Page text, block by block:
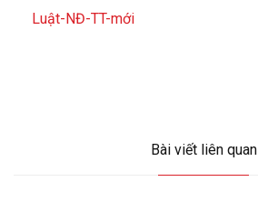
Luật-NĐ-TT-mới
Bài viết liên quan